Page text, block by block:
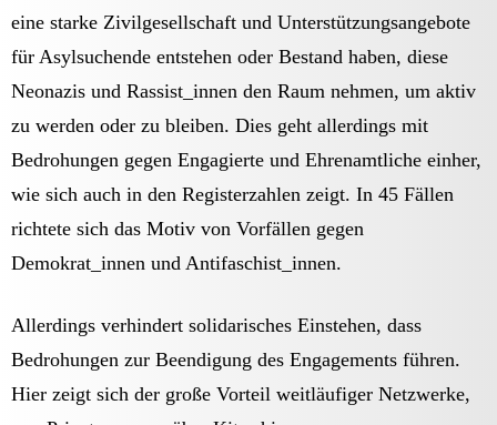
eine starke Zivilgesellschaft und Unterstützungsangebote
für Asylsuchende entstehen oder Bestand haben, diese
Neonazis und Rassist_innen den Raum nehmen, um aktiv
zu werden oder zu bleiben. Dies geht allerdings mit
Bedrohungen gegen Engagierte und Ehrenamtliche einher,
wie sich auch in den Registerzahlen zeigt. In 45 Fällen
richtete sich das Motiv von Vorfällen gegen
Demokrat_innen und Antifaschist_innen.
Allerdings verhindert solidarisches Einstehen, dass
Bedrohungen zur Beendigung des Engagements führen.
Hier zeigt sich der große Vorteil weitläufiger Netzwerke,